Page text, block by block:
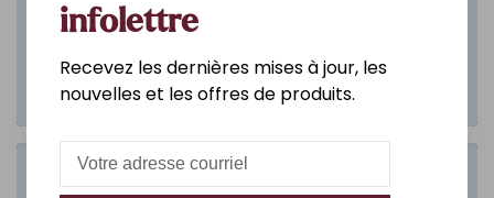
Salle de bain
infolettre
Recevez les dernières mises à jour, les
nouvelles et les offres de produits.